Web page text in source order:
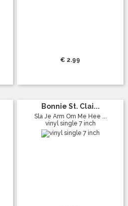
€ 2.99
Bonnie St. Clai...
Sla Je Arm Om Me Hee ...
vinyl single 7 inch